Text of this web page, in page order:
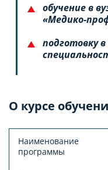
обучение в
«Медико-
подготовку
О курсе
Наименование
программы